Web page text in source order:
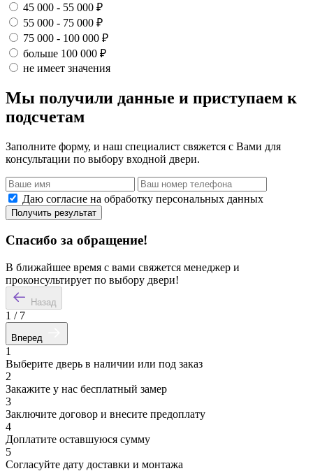
45 000 - 55 000 ₽
55 000 - 75 000 ₽
75 000 - 100 000 ₽
больше 100 000 ₽
не имеет значения
Мы получили данные и приступаем к
подсчетам
Заполните форму, и наш специалист свяжется с Вами для
консультации по выбору входной двери.
Даю согласие на обработку персональных данных
Получить результат
Спасибо за обращение!
В ближайшее время с вами свяжется менеджер и
проконсультирует по выбору двери!
Назад
1 / 7
Вперед
1
Выберите дверь в наличии или под заказ
2
Закажите у нас бесплатный замер
3
Заключите договор и внесите предоплату
4
Доплатите оставшуюся сумму
5
Согласуйте дату доставки и монтажа